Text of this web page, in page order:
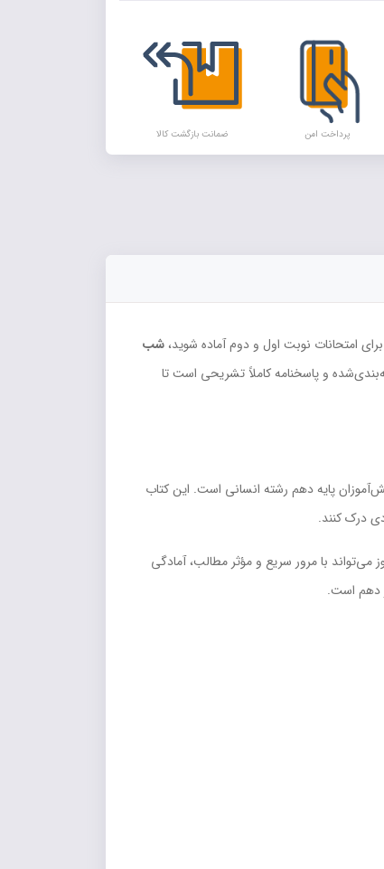
پرداخت امن ضمانت بازگشت کالا
امتحانات نوبت اول و دوم آماده شوید، شب
و پاسخنامه کاملاً تشریحی است تا
پایه دهم رشته انسانی است. این کتاب
درک کنند.
می‌تواند با مرور سریع و مؤثر مطالب، آمادگی
دهم است.